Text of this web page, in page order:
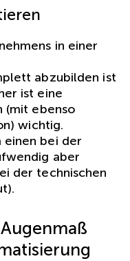
in einer
abzubilden ist
ist eine
(mit ebenso
wichtig.
einen bei der
aber
der technischen